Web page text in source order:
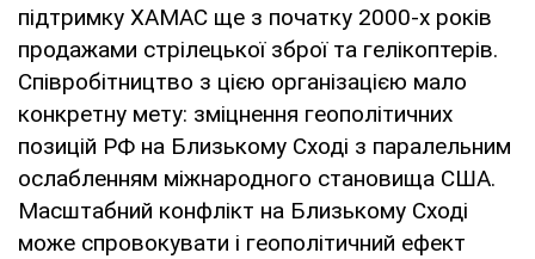
підтримку ХАМАС ще з початку 2000-х років
продажами стрілецької зброї та гелікоптерів.
Співробітництво з цією організацією мало
конкретну мету: зміцнення геополітичних
позицій РФ на Близькому Сході з паралельним
ослабленням міжнародного становища США.
Масштабний конфлікт на Близькому Сході
може спровокувати і геополітичний ефект